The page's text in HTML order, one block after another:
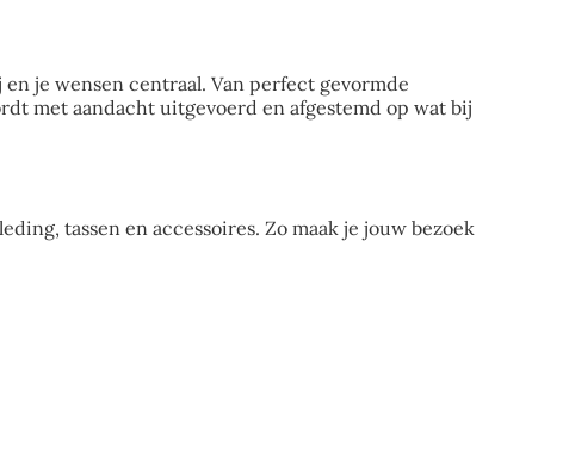
je wensen centraal. Van perfect gevormde
met aandacht uitgevoerd en afgestemd op wat bij
tassen en accessoires. Zo maak je jouw bezoek